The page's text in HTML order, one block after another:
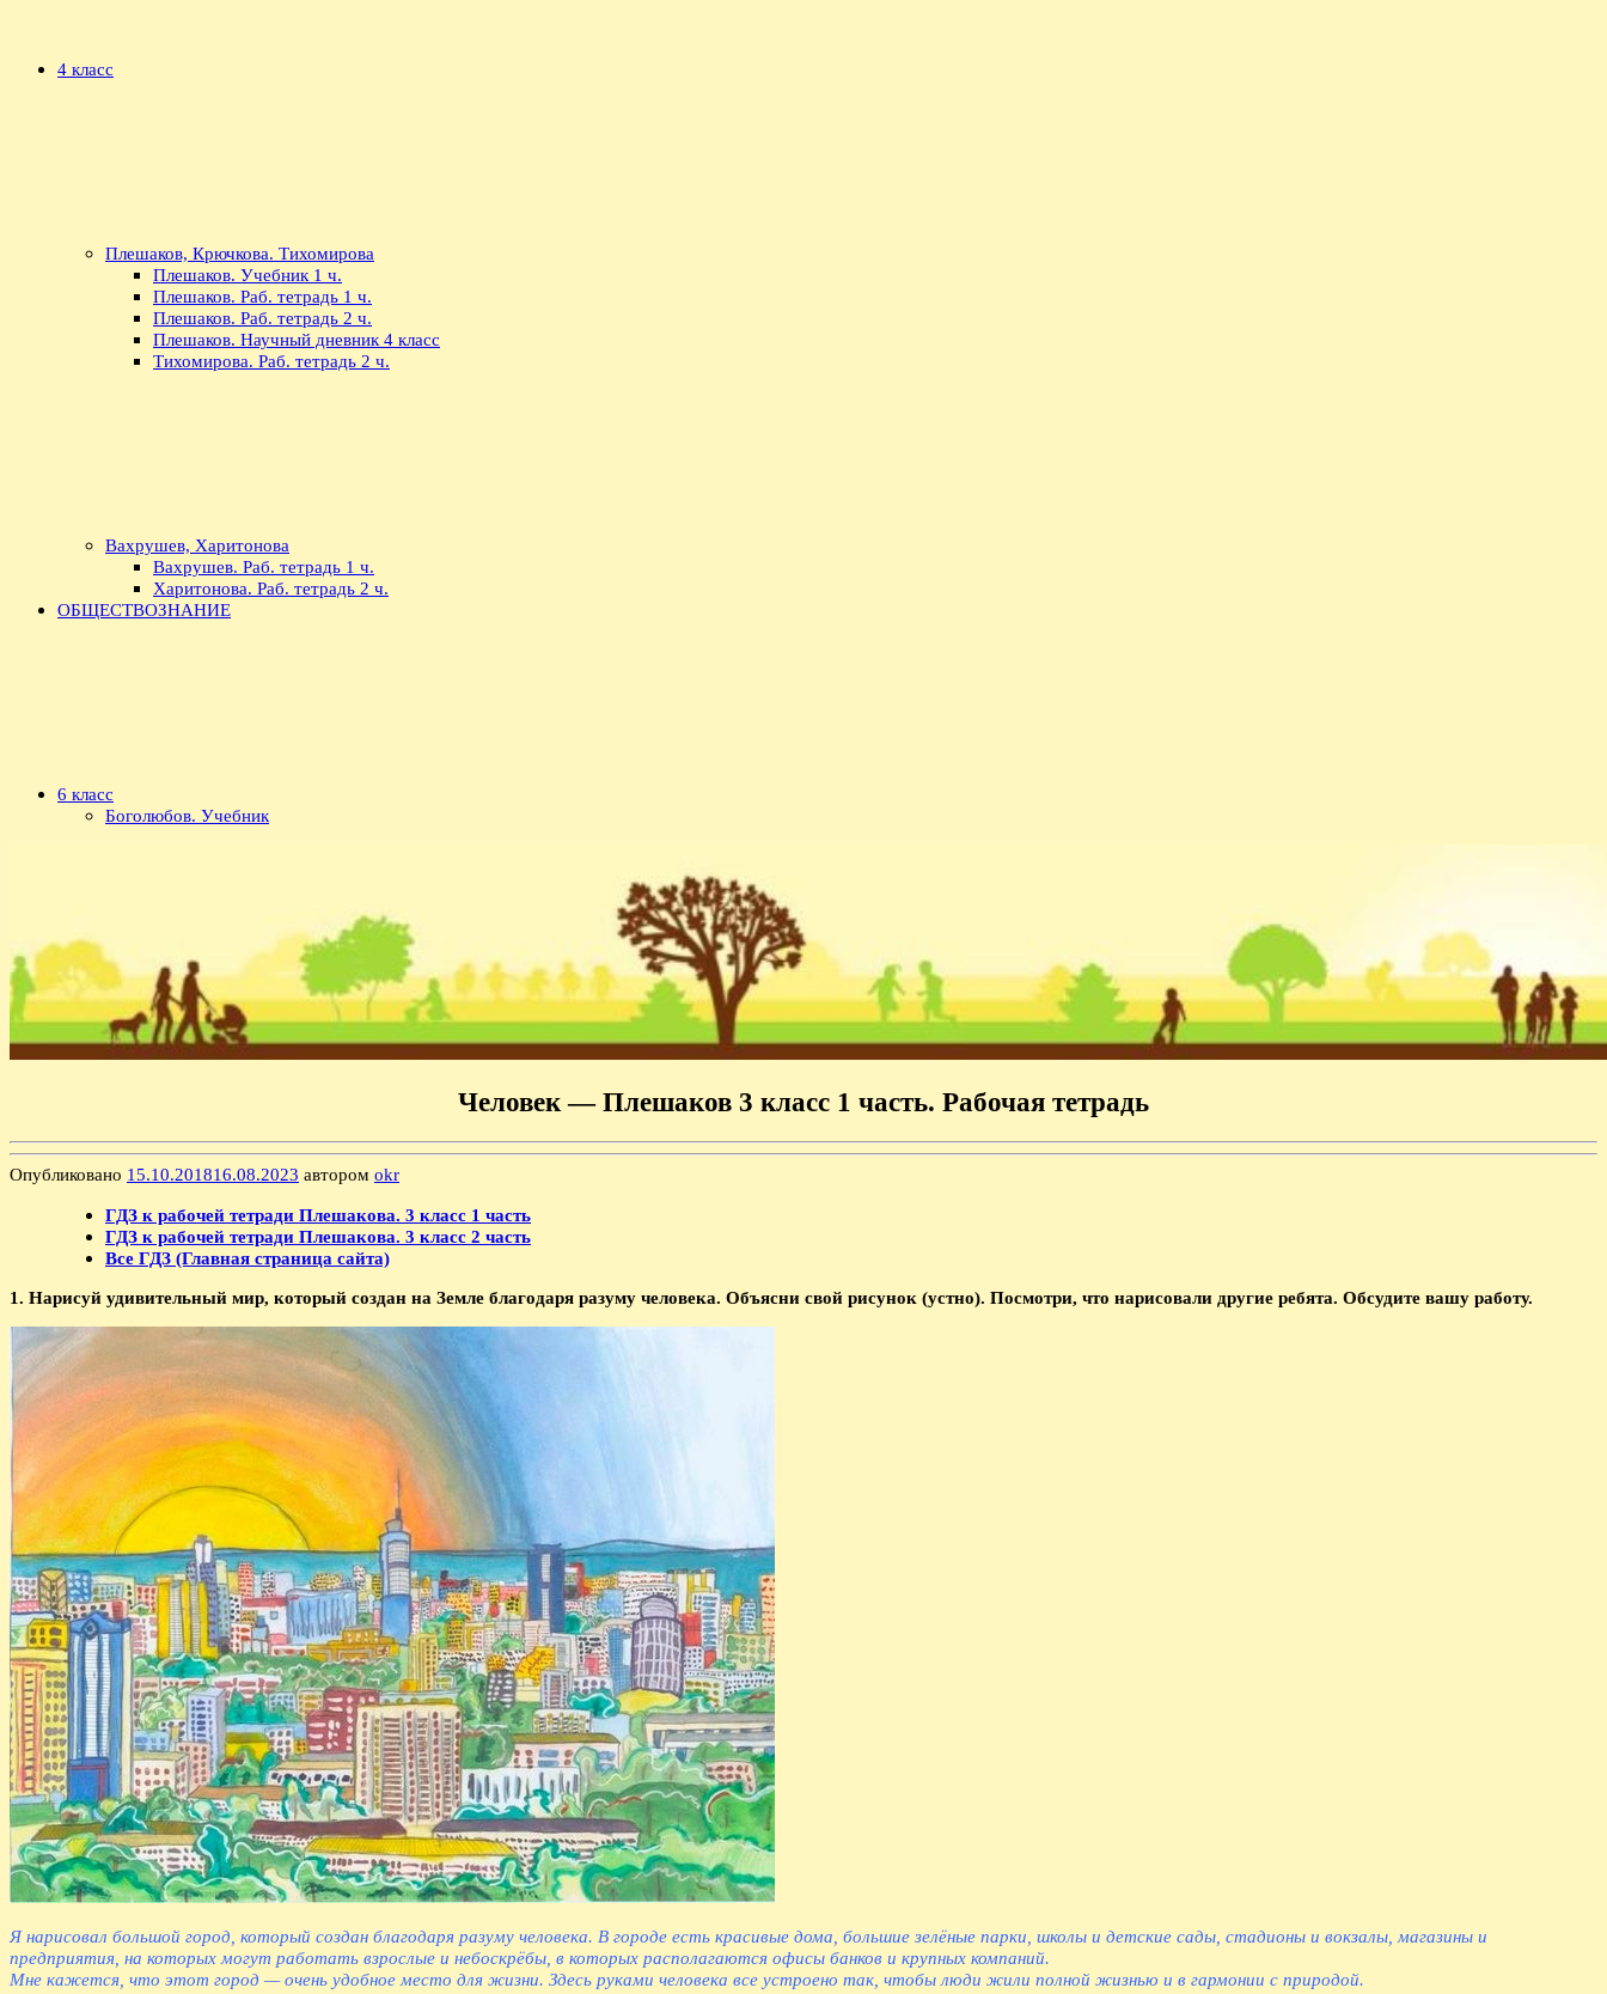
4 класс
Плешаков, Крючкова. Тихомирова
Плешаков. Учебник 1 ч.
Плешаков. Раб. тетрадь 1 ч.
Плешаков. Раб. тетрадь 2 ч.
Плешаков. Научный дневник 4 класс
Тихомирова. Раб. тетрадь 2 ч.
Вахрушев, Харитонова
Вахрушев. Раб. тетрадь 1 ч.
Харитонова. Раб. тетрадь 2 ч.
ОБЩЕСТВОЗНАНИЕ
6 класс
Боголюбов. Учебник
Человек — Плешаков 3 класс 1 часть. Рабочая тетрадь
Опубликовано 15.10.201816.08.2023 автором okr
ГДЗ к рабочей тетради Плешакова. 3 класс 1 часть
ГДЗ к рабочей тетради Плешакова. 3 класс 2 часть
Все ГДЗ (Главная страница сайта)
1. Нарисуй удивительный мир, который создан на Земле благодаря разуму человека. Объясни свой рисунок (устно). Посмотри, что нарисовали другие ребята. Обсудите вашу работу.
Я нарисовал большой город, который создан благодаря разуму человека. В городе есть красивые дома, большие зелёные парки, школы и детские сады, стадионы и вокзалы, магазины и
предприятия, на которых могут работать взрослые и небоскрёбы, в которых располагаются офисы банков и крупных компаний.
Мне кажется, что этот город — очень удобное место для жизни. Здесь руками человека все устроено так, чтобы люди жили полной жизнью и в гармонии с природой.